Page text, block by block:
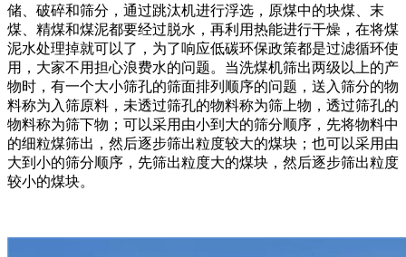
储、破碎和筛分，通过跳汰机进行浮选，原煤中的块煤、末
煤、精煤和煤泥都要经过脱水，再利用热能进行干燥，在将煤
泥水处理掉就可以了，为了响应低碳环保政策都是过滤循环使
用，大家不用担心浪费水的问题。当洗煤机筛出两级以上的产
物时，有一个大小筛孔的筛面排列顺序的问题，送入筛分的物
料称为入筛原料，未透过筛孔的物料称为筛上物，透过筛孔的
物料称为筛下物；可以采用由小到大的筛分顺序，先将物料中
的细粒煤筛出，然后逐步筛出粒度较大的煤块；也可以采用由
大到小的筛分顺序，先筛出粒度大的煤块，然后逐步筛出粒度
较小的煤块。